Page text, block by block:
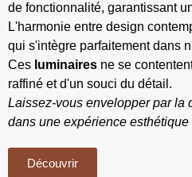
de fonctionnalité, garantissant
L'harmonie entre design
qui s'intègre parfaitement dans
Ces luminaires ne se
raffiné et d'un souci du détail.
Laissez-vous envelopper par la
dans une expérience esthétique
Découvrir